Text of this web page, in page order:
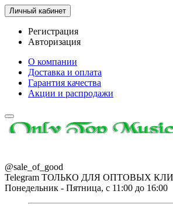
Личный кабинет
Регистрация
Авторизация
О компании
Доставка и оплата
Гарантия качества
Акции и распродажи
@sale_of_good
Telegram ТОЛЬКО ДЛЯ ОПТОВЫХ
Понедельник - Пятница, с 11:00 до 16:00